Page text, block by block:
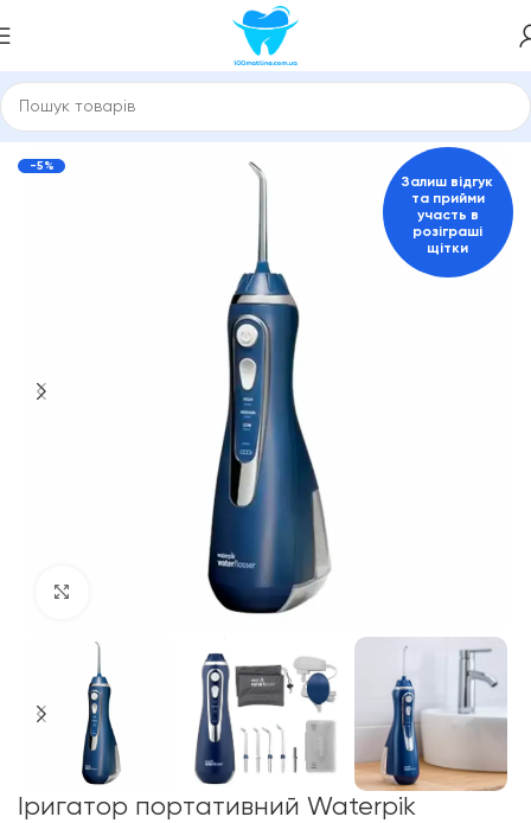
Іригатори стаціонарні і портативні Портативні іригатори
-5%
Click to enlarge
Залиш відгук
та прийми
участь в
розіграші
щітки
Іригатор портативний Waterpik